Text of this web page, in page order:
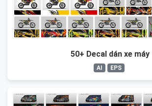
50+ Decal dán xe máy
AI EPS